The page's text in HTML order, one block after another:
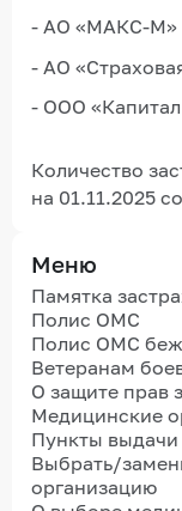
Меню
Памятка
Полис ОМС
Полис ОМС
Ветеранам
О защите прав
Медицинские
Пункты
Выбрать/
организацию
- АО «МАКС-М»
- АО
- ООО
Количество
на 01.11.2025